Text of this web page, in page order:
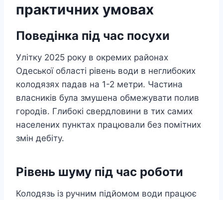
практичних умовах
Поведінка під час посухи
Улітку 2025 року в окремих районах
Одеської області рівень води в неглибоких
колодязях падав на 1-2 метри. Частина
власників була змушена обмежувати полив
городів. Глибокі свердловини в тих самих
населених пунктах працювали без помітних
змін дебіту.
Рівень шуму під час роботи
Колодязь із ручним підйомом води працює